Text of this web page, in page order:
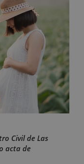
Civil de Las
acta de